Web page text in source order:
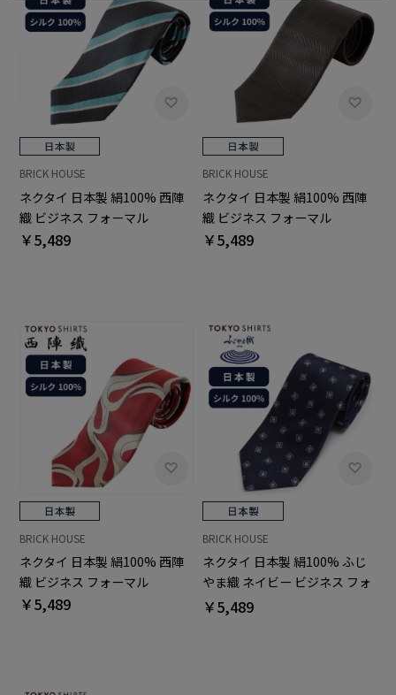
BRICK HOUSE
ネクタイ 日本製 絹100% 西陣
織 ビジネス フォーマル
￥5,489
BRICK HOUSE
ネクタイ 日本製 絹100% 西陣
織 ビジネス フォーマル
￥5,489
BRICK HOUSE
ネクタイ 日本製 絹100% 西陣
織 ビジネス フォーマル
￥5,489
BRICK HOUSE
ネクタイ 日本製 絹100% ふじ
やま織 ネイビー ビジネス フォ
ーマル
￥5,489